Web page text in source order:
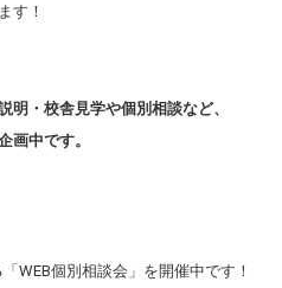
す！
明・校舎見学や個別相談など、
画中です。
WEB個別相談会」を開催中です！